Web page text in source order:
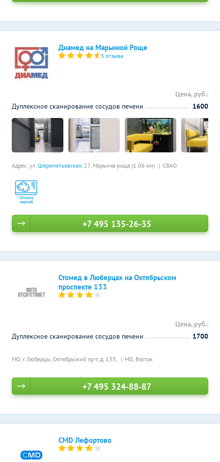
Диамед на Марьиной Роще
3 отзыва
Адрес: ул. Шереметьевская, 27, Марьина роща (1.06 км) СВАО
Цена, руб.:
Дуплексное сканирование сосудов печени
1600
+7 495 135-26-35
Стомед в Люберцах на Октябрьском
проспекте 133
МО, г. Люберцы, Октябрьский пр-т, д. 133, МО, Восток
Цена, руб.:
Дуплексное сканирование сосудов печени
1700
+7 495 324-88-87
CMD Лефортово